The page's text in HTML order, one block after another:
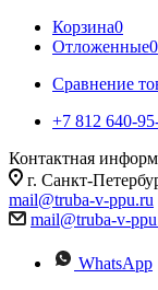
Корзина0
Отложенные0
Сравнение
+7 812 640-
Контактная
г. Санкт-
mail@truba-v-ppu.ru
mail@truba-v-
WhatsApp